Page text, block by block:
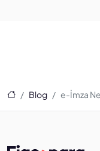
Ana Sayfa
Blog e-İmza